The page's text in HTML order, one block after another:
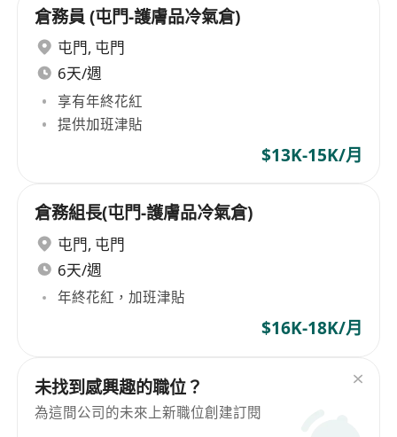
倉務員 (屯門-護膚品冷氣倉)
屯門, 屯門
6天/週
享有年終花紅
提供加班津貼
$13K-15K/月
倉務組長(屯門-護膚品冷氣倉)
屯門, 屯門
6天/週
年終花紅，加班津貼
$16K-18K/月
未找到感興趣的職位？
為這間公司的未來上新職位創建訂閱